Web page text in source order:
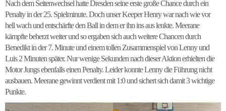
Nach dem Seitenwechsel hatte Dresden seine erste große Chance durch ein
Penalty in der 25. Spielminute. Doch unser Keeper Henry war nach wie vor
hell wach und entschärfte den Ball in dem er ihn ins aus lenkte. Meerane
kämpfte beherzt weiter und so ergaben sich auch weitere Chancen durch
Benedikt in der 7. Minute und einem tollen Zusammenspiel von Lenny und
Luis 2 Minuten später. Nur wenige Sekunden nach dieser Aktion erhielten die
Motor Jungs ebenfalls einen Penalty. Leider konnte Lenny die Führung nicht
ausbauen. Meerane gewinnt verdient mit 1:0 und sichert sich damit 3 wichtige
Punkte.